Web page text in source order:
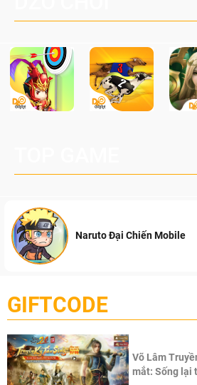
Naruto Đại Chiến Mobile
GIFTCODE
Võ Lâm
mắt: Sống lại